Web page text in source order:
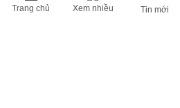
Trang chủ Xem nhiều Tin mới